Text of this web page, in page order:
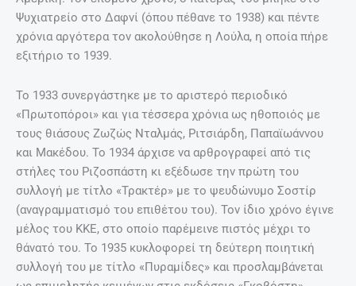
Ψυχιατρείο στο Δαφνί (όπου πέθανε το 1938) και πέντε
χρόνια αργότερα τον ακολούθησε η Λούλα, η οποία πήρε
εξιτήριο το 1939.
Το 1933 συνεργάστηκε με το αριστερό περιοδικό
«Πρωτοπόροι» και για τέσσερα χρόνια ως ηθοποιός με
τους θιάσους Ζωζώς Νταλμάς, Ριτσιάρδη, Παπαϊωάννου
και Μακέδου. Το 1934 άρχισε να αρθρογραφεί από τις
στήλες του Ριζοσπάστη κι εξέδωσε την πρώτη του
συλλογή με τίτλο «Τρακτέρ» με το ψευδώνυμο Σοστίρ
(αναγραμματισμό του επιθέτου του). Τον ίδιο χρόνο έγινε
μέλος του ΚΚΕ, στο οποίο παρέμεινε πιστός μέχρι το
θάνατό του. Το 1935 κυκλοφορεί τη δεύτερη ποιητική
συλλογή του με τίτλο «Πυραμίδες» και προσλαμβάνεται